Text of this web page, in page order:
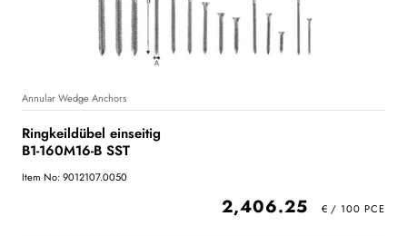
Annular Wedge Anchors
Ringkeildübel einseitig
B1-160M16-B SST
Item No: 9012107.0050
2,406.25